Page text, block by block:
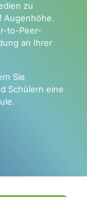
zu
Augenhöhe.
to-Peer-
an Ihrer
Sie
Schülern eine